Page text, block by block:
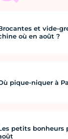
et vide-
où en août ?
pique-niquer à
petits bonheurs